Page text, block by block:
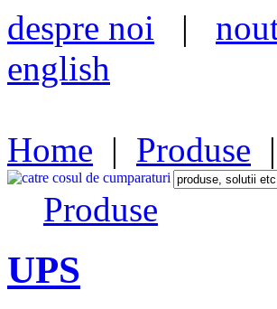
despre noi |
english
Home | Produse |
Produse
UPS